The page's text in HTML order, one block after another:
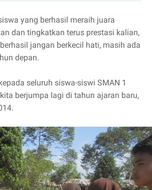
yang berhasil meraih juara
dan tingkatkan terus prestasi kalian,
jangan berkecil hati, masih ada
depan.
seluruh siswa-siswi SMAN 1
berjumpa lagi di tahun ajaran baru,